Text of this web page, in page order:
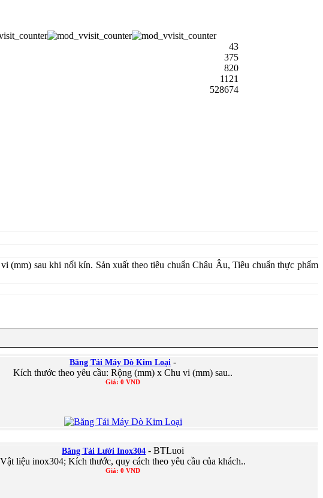
43
375
820
1121
528674
(mm) sau khi nối kín. Sản xuất theo tiêu chuẩn Châu Âu, Tiêu chuẩn thực phẩm
Băng Tải Máy Dò Kim Loại -
Kích thước theo yêu cầu: Rộng (mm) x Chu vi (mm) sau..
Giá: 0 VND
Băng Tải Lưới Inox304 - BTLuoi
Vật liệu inox304; Kích thước, quy cách theo yêu cầu của khách..
Giá: 0 VND